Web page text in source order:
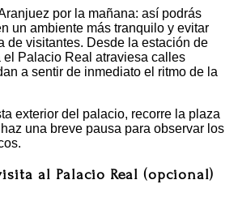
por la mañana: así podrás
un ambiente más tranquilo y evitar
de visitantes. Desde la estación de
el Palacio Real atraviesa calles
a sentir de inmediato el ritmo de la
exterior del palacio, recorre la plaza
una breve pausa para observar los
al Palacio Real (opcional)